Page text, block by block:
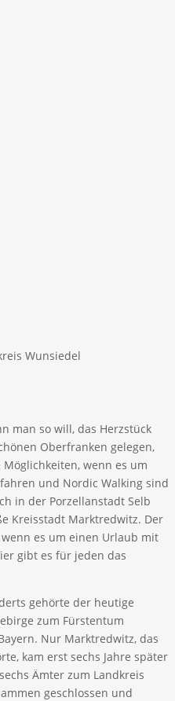
Wunsiedel
man so will, das Herzstück
Oberfranken gelegen,
wenn es um
und Nordic Walking sind
in der Porzellanstadt Selb
Kreisstadt Marktredwitz. Der
es um einen Urlaub mit
gibt es für jeden das
gehörte der heutige
zum Fürstentum
Nur Marktredwitz, das
kam erst sechs Jahre später
Ämter zum Landkreis
geschlossen und